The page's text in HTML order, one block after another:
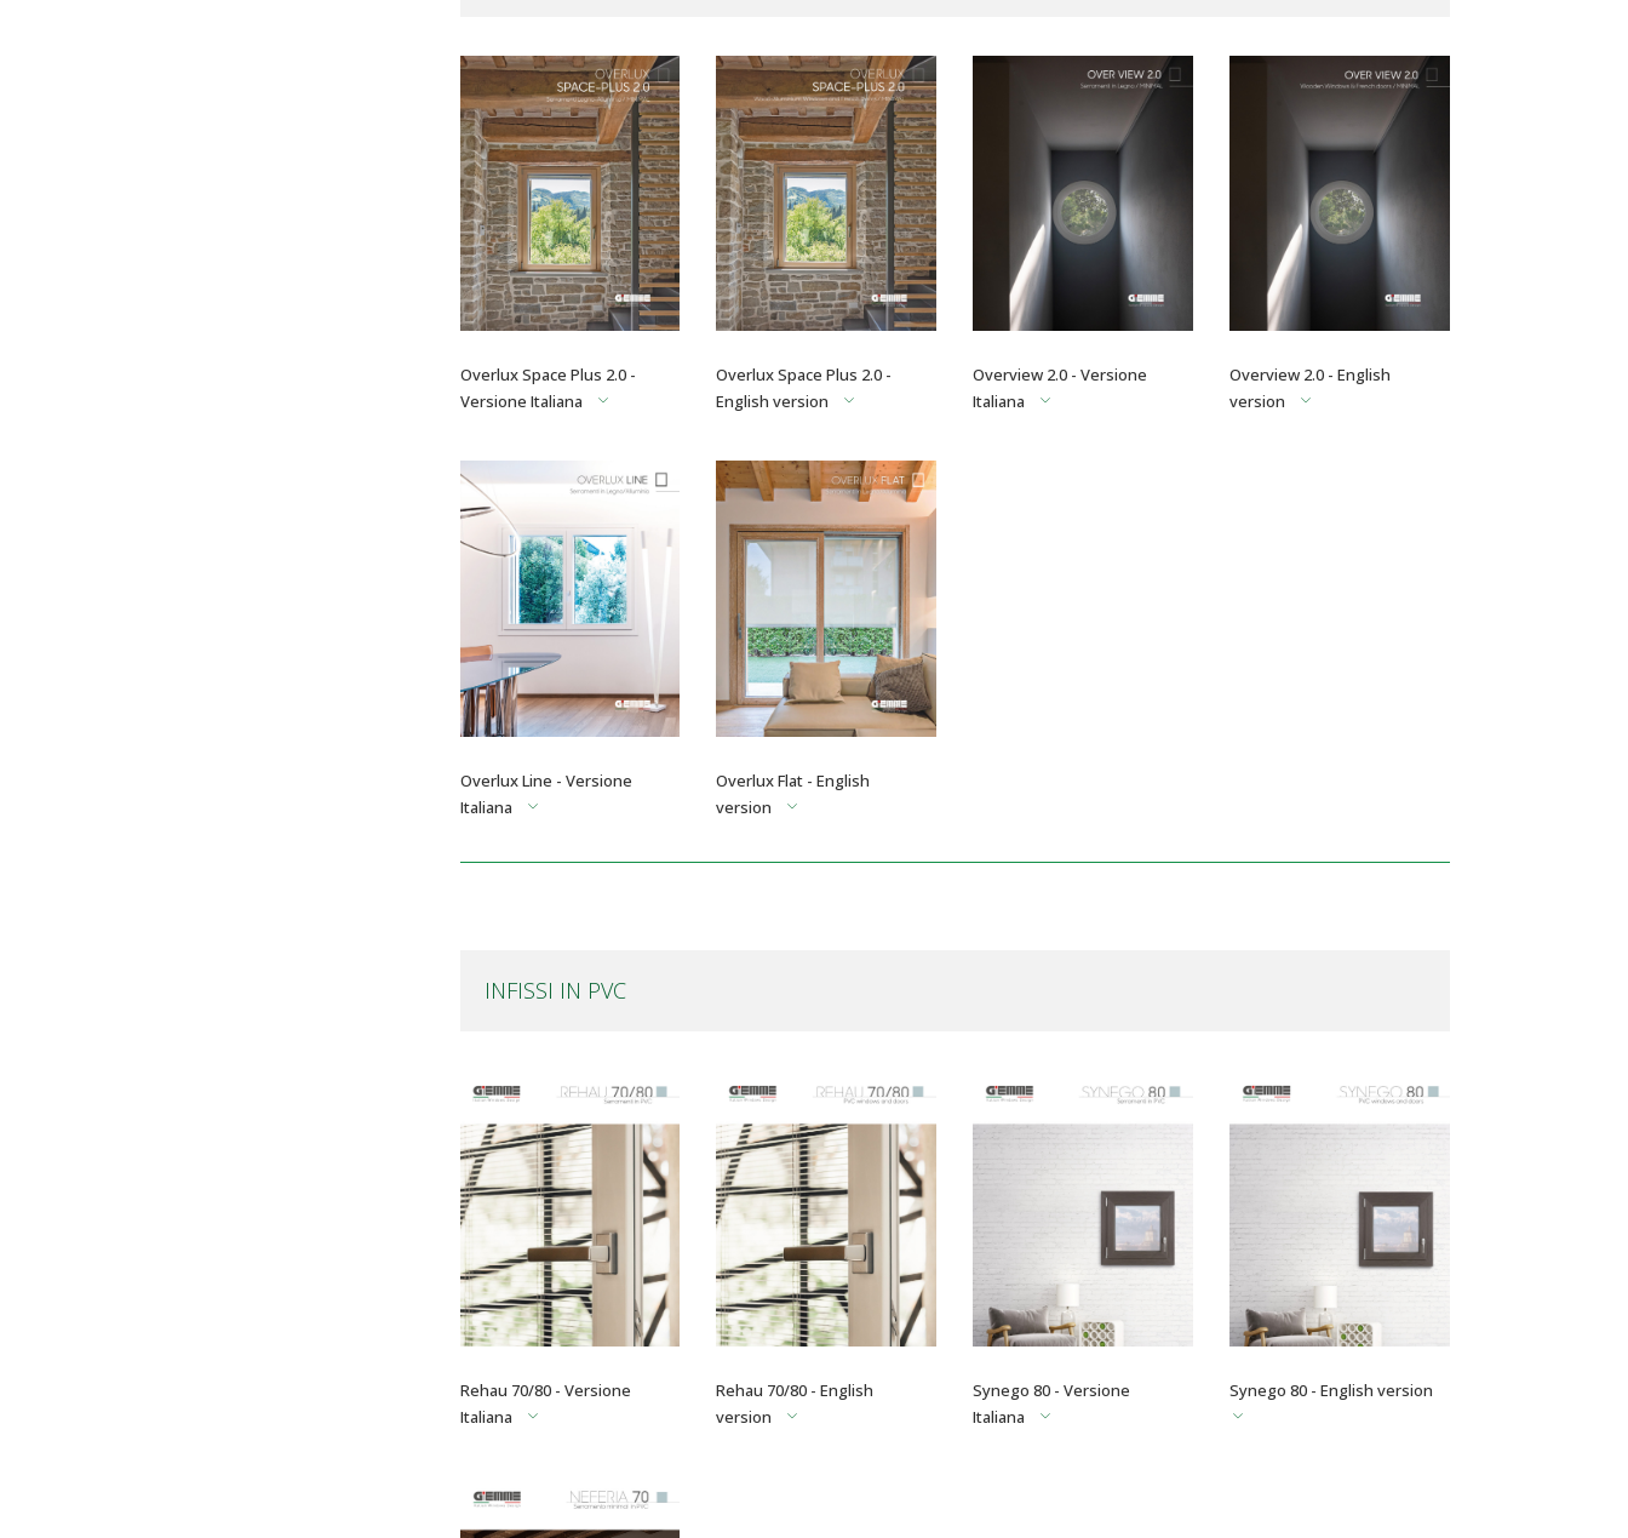
Overlux Space Plus 2.0 -
Versione Italiana
Overlux Space Plus 2.0 -
English version
Overview 2.0 - Versione
Italiana
Overview 2.0 - English
version
Overlux Line - Versione
Italiana
Overlux Flat - English
version
INFISSI IN PVC
Rehau 70/80 - Versione
Italiana
Rehau 70/80 - English
version
Synego 80 - Versione
Italiana
Synego 80 - English version